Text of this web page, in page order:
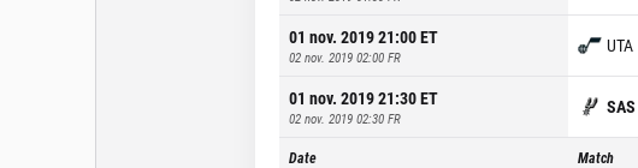
01 nov. 2019 21:00ET
02 nov. 2019 02:00 FR
UTA
01 nov. 2019 21:30ET
02 nov. 2019 02:30 FR
SAS
Date Match